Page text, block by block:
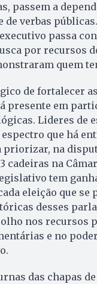
passem a
de verbas
passa
por recursos
quem
de fortalecer
presente em
Lideres de
que há
priorizar, na
cadeiras na
tem
eleição que se
desses
nos recursos
e no
das chapas